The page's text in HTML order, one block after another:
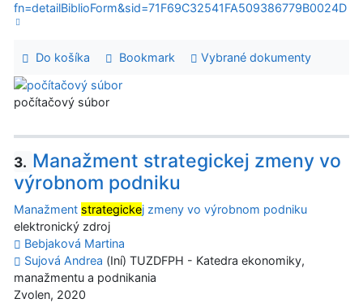
fn=detailBiblioForm&sid=71F69C32541FA509386779B0024D
Do košíka Bookmark Vybrané dokumenty
počítačový súbor
3. Manažment strategickej zmeny vo
výrobnom podniku
Manažment strategickej zmeny vo výrobnom podniku
elektronický zdroj
Bebjaková Martina
Sujová Andrea (Iní) TUZDFPH - Katedra ekonomiky,
manažmentu a podnikania
Zvolen, 2020